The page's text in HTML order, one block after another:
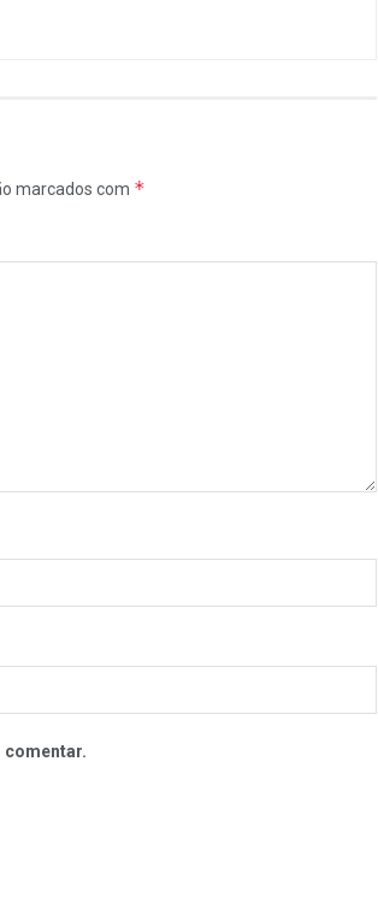
marcados com *
comentar.